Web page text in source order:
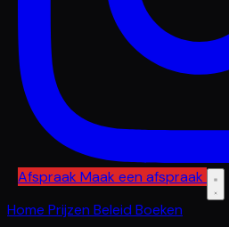
Afspraak Maak een afspraak
Home Prijzen Beleid Boeken